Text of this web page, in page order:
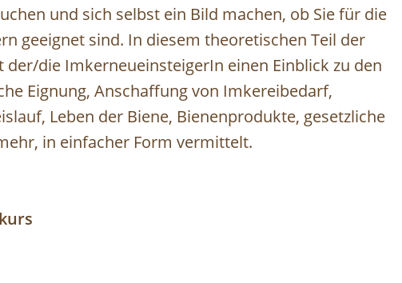
und sich selbst ein Bild machen, ob Sie für die
geeignet sind. In diesem theoretischen Teil der
die ImkerneueinsteigerIn einen Einblick zu den
Eignung, Anschaffung von Imkereibedarf,
Leben der Biene, Bienenprodukte, gesetzliche
in einfacher Form vermittelt.